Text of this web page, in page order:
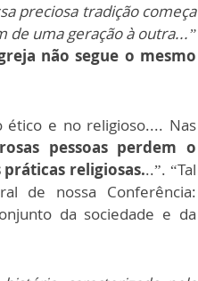
preciosa tradição começa
de uma geração à outra...”
não segue o mesmo
ético e no religioso.... Nas
pessoas perdem o
religiosas...”. “Tal
de nossa Conferência:
da sociedade e da